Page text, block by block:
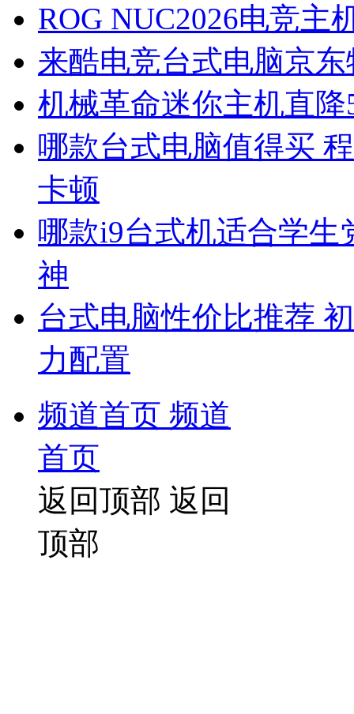
ROG NUC2026电竞主
来酷电竞台式电脑京
机械革命迷你主机直降
哪款台式电脑值得买
卡顿
哪款i9台式机适合学生
神
台式电脑性价比推荐
力配置
频道首页 频道
首页
返回顶部 返回
顶部